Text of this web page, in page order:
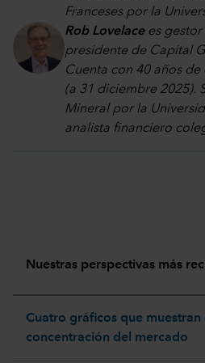
Franceses por la
Rob Lovelacees gestor
presidente de Capital
Cuenta con 40 años
(a 31 diciembre 2025).
Mineral por la
analista financiero
Nuestras perspectivas más
Cuatro gráficos que muestran
concentración del mercado